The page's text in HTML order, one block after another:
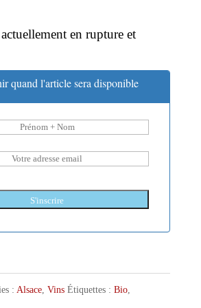
en rupture et
quand l'article sera disponible
S'inscrire
: Alsace, Vins Étiquettes : Bio,